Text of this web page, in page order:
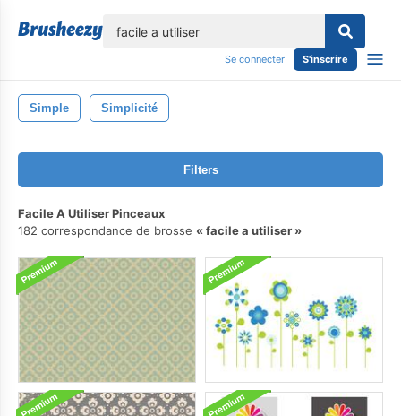
Se connecter S'inscrire
Simple Simplicité
Filters
Facile A Utiliser Pinceaux
182 correspondance de brosse
facile a utiliser